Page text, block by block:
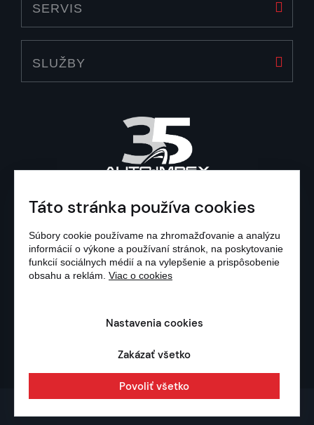
SLUŽBY
SERVIS
© 1991 - 2026 AUTO-
IMPEX, S.R.O.
ÚDAJOV|
NASTAVENIA COOKIES
Táto stránka používa cookies
Súbory cookie používame na zhromažďovanie a analýzu
informácií o výkone a používaní stránok, na poskytovanie
funkcií sociálnych médií a na vylepšenie a prispôsobenie
obsahu a reklám. Viac o cookies
Nastavenia cookies
Zakázať všetko
Povoliť všetko